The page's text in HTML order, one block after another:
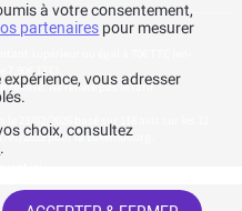
supérieur ou égal à 70€ TTC (en-
TTC).
remisé. Ne reflète pas le tarif
23/02/2026 basé sur 118 avis sur les 12
2022 pour la Luxembourg.
à votre consentement,
partenaires pour mesurer
vous adresser
choix, consultez
.